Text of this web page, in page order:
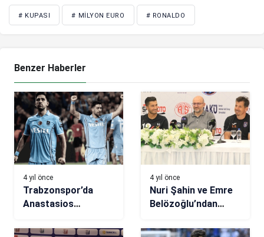
# KUPASI # MILYON EURO # RONALDO
Benzer Haberler
4 yıl önce
Trabzonspor’da
Anastasios
hazır!
4 yıl önce
Nuri Şahin ve Emre
Belözoğlu’ndan